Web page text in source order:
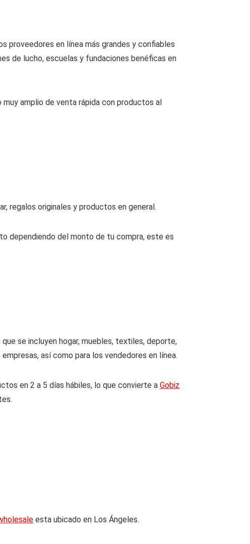
proveedores en línea más grandes y confiables
de lucho, escuelas y fundaciones benéficas en
amplio de venta rápida con productos al
regalos originales y productos en general.
dependiendo del monto de tu compra, este es
se incluyen hogar, muebles, textiles, deporte,
así como para los vendedores en línea.
en 2 a 5 días hábiles, lo que convierte a Gobiz
esta ubicado en Los Ángeles.